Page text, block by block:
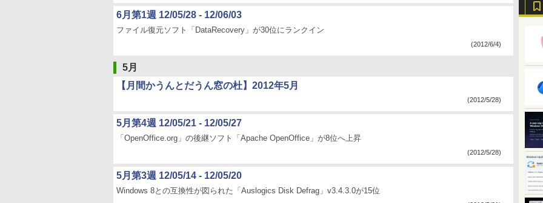
6月第1週 12/05/28 - 12/06/03
ファイル復元ソフト「DataRecovery」が30位にランクイン
(2012/6/4)
5月
【月間かうんとだうん窓の杜】2012年5月
(2012/5/28)
5月第4週 12/05/21 - 12/05/27
「OpenOffice.org」の後継ソフト「Apache OpenOffice」が8位へ上昇
(2012/5/28)
5月第3週 12/05/14 - 12/05/20
Windows 8との互換性が図られた「Auslogics Disk Defrag」v3.4.3.0が15位